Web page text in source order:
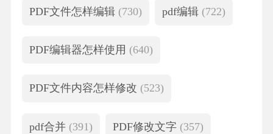
PDF文件怎样编辑 (730) pdf编辑 (722)
PDF编辑器怎样使用 (640)
PDF文件内容怎样修改 (523)
pdf合并 (391) PDF修改文字 (357)